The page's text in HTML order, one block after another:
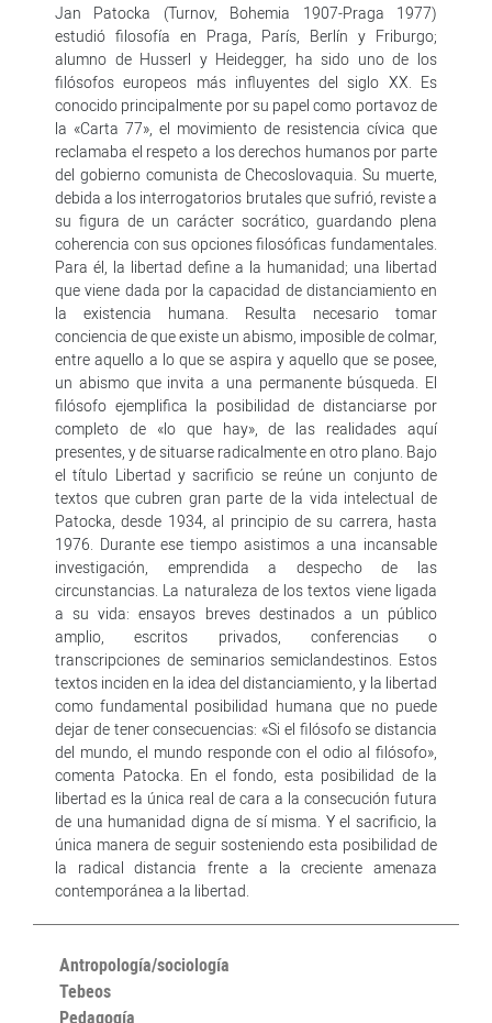
Jan Patocka (Turnov, Bohemia 1907-Praga 1977)
estudió filosofía en Praga, París, Berlín y Friburgo;
alumno de Husserl y Heidegger, ha sido uno de los
filósofos europeos más influyentes del siglo XX. Es
conocido principalmente por su papel como portavoz de
la «Carta 77», el movimiento de resistencia cívica que
reclamaba el respeto a los derechos humanos por parte
del gobierno comunista de Checoslovaquia. Su muerte,
debida a los interrogatorios brutales que sufrió, reviste a
su figura de un carácter socrático, guardando plena
coherencia con sus opciones filosóficas fundamentales.
Para él, la libertad define a la humanidad; una libertad
que viene dada por la capacidad de distanciamiento en
la existencia humana. Resulta necesario tomar
conciencia de que existe un abismo, imposible de colmar,
entre aquello a lo que se aspira y aquello que se posee,
un abismo que invita a una permanente búsqueda. El
filósofo ejemplifica la posibilidad de distanciarse por
completo de «lo que hay», de las realidades aquí
presentes, y de situarse radicalmente en otro plano. Bajo
el título Libertad y sacrificio se reúne un conjunto de
textos que cubren gran parte de la vida intelectual de
Patocka, desde 1934, al principio de su carrera, hasta
1976. Durante ese tiempo asistimos a una incansable
investigación, emprendida a despecho de las
circunstancias. La naturaleza de los textos viene ligada
a su vida: ensayos breves destinados a un público
amplio, escritos privados, conferencias o
transcripciones de seminarios semiclandestinos. Estos
textos inciden en la idea del distanciamiento, y la libertad
como fundamental posibilidad humana que no puede
dejar de tener consecuencias: «Si el filósofo se distancia
del mundo, el mundo responde con el odio al filósofo»,
comenta Patocka. En el fondo, esta posibilidad de la
libertad es la única real de cara a la consecución futura
de una humanidad digna de sí misma. Y el sacrificio, la
única manera de seguir sosteniendo esta posibilidad de
la radical distancia frente a la creciente amenaza
contemporánea a la libertad.
Antropología/sociología
Tebeos
Pedagogía